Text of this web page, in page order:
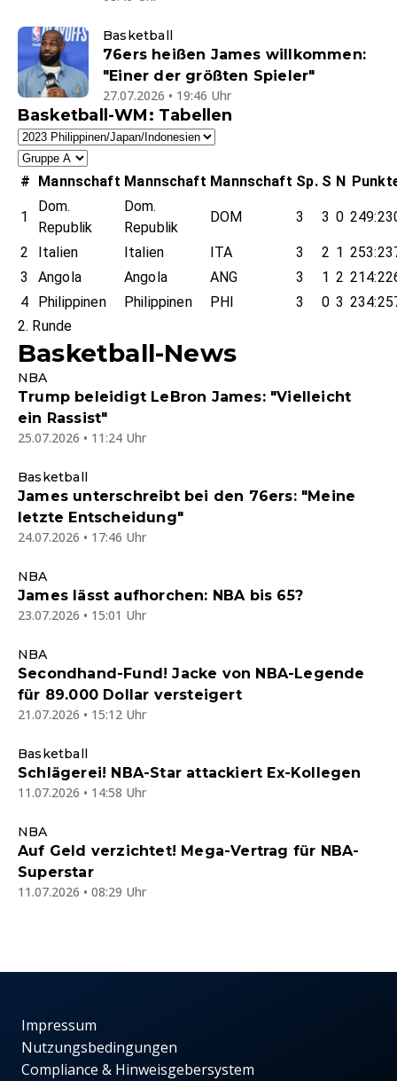
Basketball
76ers heißen James willkommen:
"Einer der größten Spieler"
27.07.2026 • 19:46 Uhr
Basketball-WM: Tabellen
# Mannschaft Mannschaft Mannschaft Sp. S N
1
Dom.
Republik
Dom.
Republik
DOM 3 3 0
2 Italien Italien ITA 3 2 1
3
Angola Angola ANG 3 1 2
4
Philippinen Philippinen PHI 3 0 3
2. Runde
Basketball-News
NBA
Trump beleidigt LeBron James: "Vielleicht
ein Rassist"
25.07.2026 • 11:24 Uhr
Basketball
James unterschreibt bei den 76ers: "Meine
letzte Entscheidung"
24.07.2026 • 17:46 Uhr
NBA
James lässt aufhorchen: NBA bis 65?
23.07.2026 • 15:01 Uhr
NBA
Secondhand-Fund! Jacke von NBA-Legende
für 89.000 Dollar versteigert
21.07.2026 • 15:12 Uhr
Basketball
Schlägerei! NBA-Star attackiert Ex-Kollegen
11.07.2026 • 14:58 Uhr
NBA
Auf Geld verzichtet! Mega-Vertrag für NBA-
Superstar
11.07.2026 • 08:29 Uhr
Impressum
Nutzungsbedingungen
Compliance & Hinweisgebersystem